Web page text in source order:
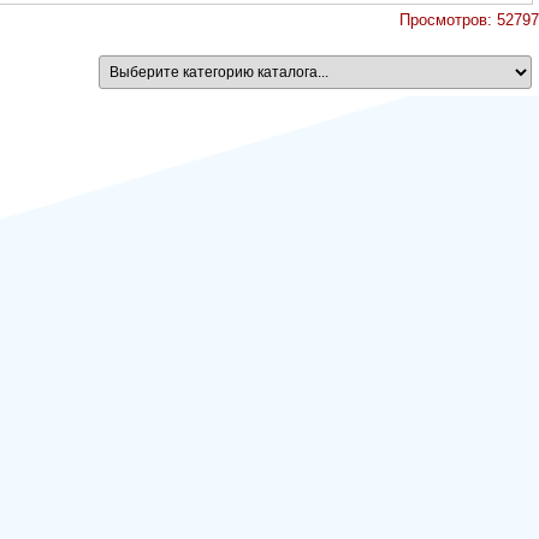
Просмотров: 52797